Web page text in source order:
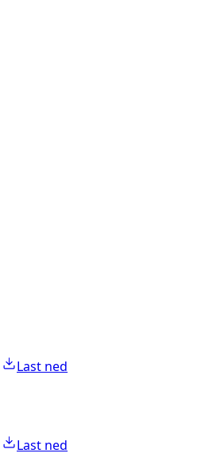
Last ned
Last ned